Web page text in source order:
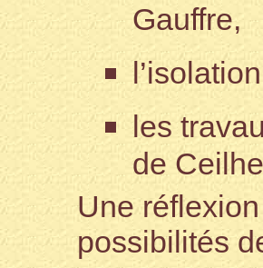
Gauffre,
les
de
Une
possibilités